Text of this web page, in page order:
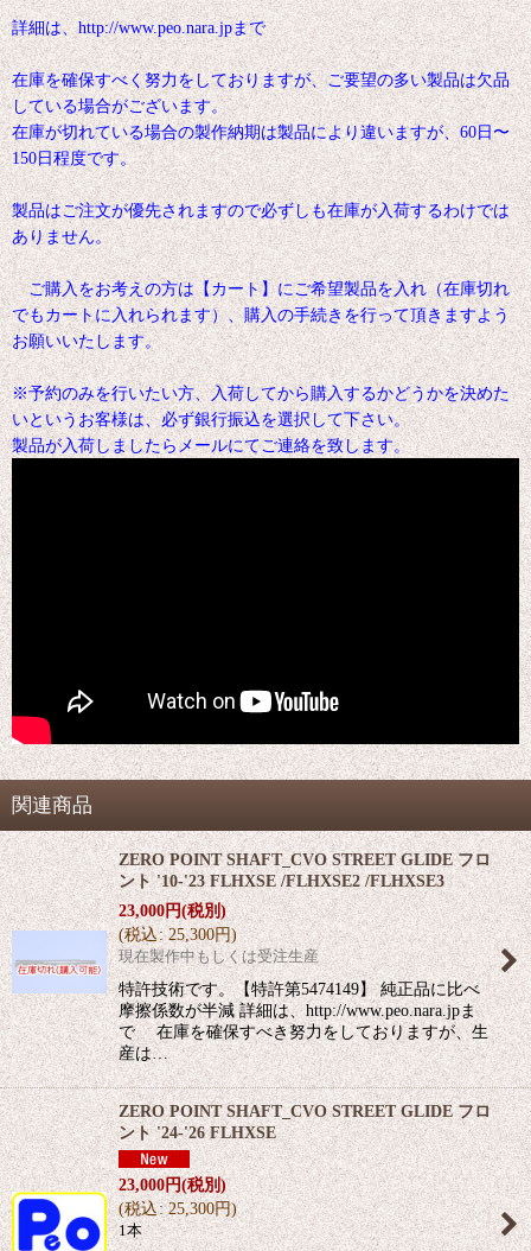
詳細は、http://www.peo.nara.jpまで
在庫を確保すべく努力をしておりますが、ご要望の多い製品は欠品
している場合がございます。
在庫が切れている場合の製作納期は製品により違いますが、60日〜
150日程度です。
製品はご注文が優先されますので必ずしも在庫が入荷するわけでは
ありません。
ご購入をお考えの方は【カート】にご希望製品を入れ（在庫切れ
でもカートに入れられます）、購入の手続きを行って頂きますよう
お願いいたします。
※予約のみを行いたい方、入荷してから購入するかどうかを決めた
いというお客様は、必ず銀行振込を選択して下さい。
製品が入荷しましたらメールにてご連絡を致します。
関連商品
ZERO POINT SHAFT_CVO STREET GLIDE フロ
ント '10-'23 FLHXSE /FLHXSE2 /FLHXSE3
23,000円(税別)
(税込: 25,300円)
現在製作中もしくは受注生産
特許技術です。【特許第5474149】 純正品に比べ
摩擦係数が半減 詳細は、http://www.peo.nara.jpま
で 在庫を確保すべき努力をしておりますが、生
産は…
ZERO POINT SHAFT_CVO STREET GLIDE フロ
ント '24-'26 FLHXSE
23,000円(税別)
(税込: 25,300円)
1本